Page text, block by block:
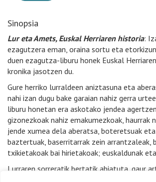
Sinopsia
Lur eta Amets, Euskal Herriaren historia:
ezagutzera eman, oraina sortu eta
duen ezagutza-liburu honek Euskal
kronika jasotzen du.
Gure herriko lurraldeen aniztasuna eta
nahi izan dugu bake garaian nahiz gerra
liburu honetan era askotako jendea
gizonezkoak nahiz emakumezkoak, haurrak
jende xumea dela aberatsa, boteretsuak
baztertuak, baserritarrak zein arrantzaleak,
txikietakoak bai hirietakoak; euskaldunak
Lurraren sorreratik bertatik abiatuta, gaur